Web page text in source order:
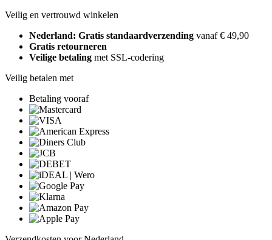
Veilig en vertrouwd winkelen
Nederland: Gratis standaardverzending vanaf € 49,90
Gratis retourneren
Veilige betaling met SSL-codering
Veilig betalen met
Betaling vooraf